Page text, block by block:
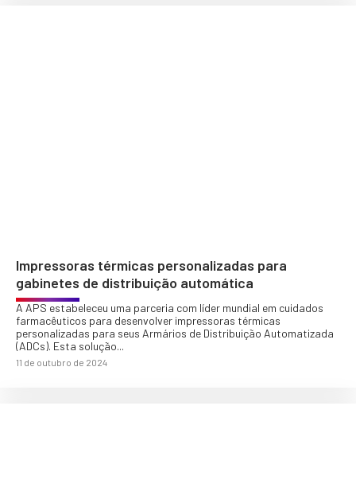
Impressoras térmicas personalizadas para
gabinetes de distribuição automática
A APS estabeleceu uma parceria com líder mundial em cuidados
farmacêuticos para desenvolver impressoras térmicas
personalizadas para seus Armários de Distribuição Automatizada
(ADCs). Esta solução...
11 de outubro de 2024